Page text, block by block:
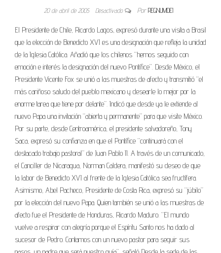
20 de abril de 2005 Desactivado Por REGNUMDEI
El Presidente de Chile, Ricardo Lagos, expresó durante una visita a Brasil
que la elección de Benedicto XVI es una designación que refleja la unidad
de la Iglesia Católica. Añadió que los chilenos “hemos seguido con
emoción e interés la designación del nuevo Pontífice”. Desde México, el
Presidente Vicente Fox se unió a las muestras de afecto y transmitió “el
más cariñoso saludo del pueblo mexicano y desearle lo mejor por la
enorme tarea que tiene por delante”. Indicó que desde ya le extiende al
nuevo Papa una invitación “abierta y permanente” para que visite México.
Por su parte, desde Centroamérica, el presidente salvadoreño, Tony
Saca, expresó su confianza en que el Pontífice “continuará con el
destacado trabajo pastoral” de Juan Pablo II. A través de un comunicado,
el Canciller de Nicaragua, Norman Caldera, manifestó su deseo de que
la labor de Benedicto XVI al frente de la Iglesia Católica sea fructífera.
Asimismo, Abel Pacheco, Presidente de Costa Rica, expresó su “júbilo”
por la elección del nuevo Papa. Quien también se unió a las muestras de
afecto fue el Presidente de Honduras, Ricardo Maduro. “El mundo
vuelve a respirar con alegría porque el Espíritu Santo nos ha dado al
sucesor de Pedro. Contamos con un nuevo pastor para seguir sus